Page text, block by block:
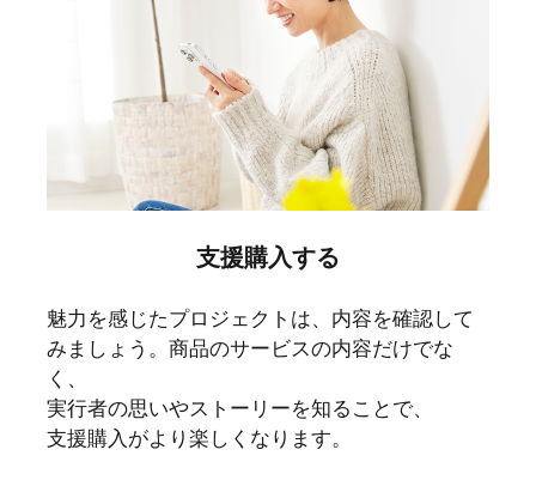
支援購入する
魅力を感じたプロジェクトは、内容を確認して
みましょう。商品のサービスの内容だけでな
く、
実行者の思いやストーリーを知ることで、
支援購入がより楽しくなります。